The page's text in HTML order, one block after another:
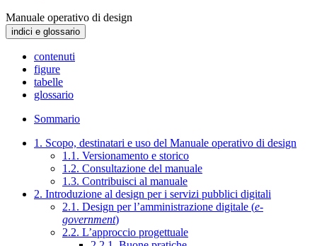
Manuale operativo di design
indici e glossario
contenuti
figure
tabelle
glossario
Sommario
1. Scopo, destinatari e uso del Manuale operativo di design
1.1. Versionamento e storico
1.2. Consultazione del manuale
1.3. Contribuisci al manuale
2. Introduzione al design per i servizi pubblici digitali
2.1. Design per l’amministrazione digitale (e-
government)
2.2. L’approccio progettuale